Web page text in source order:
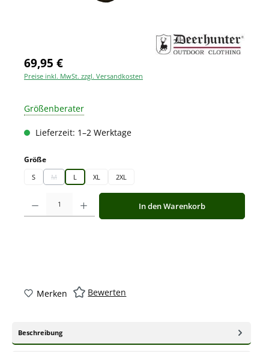
69,95 €
Preise inkl. MwSt. zzgl. Versandkosten
Größenberater
Lieferzeit: 1–2 Werktage
Größeauswählen
S M
(Diese Option ist zurzeit nicht verfügbar.)
L XL 2XL
Produkt Anzahl: Gib den gewünschten Wert ein oder benutze die
In den Warenkorb
Merken Bewerten
Beschreibung